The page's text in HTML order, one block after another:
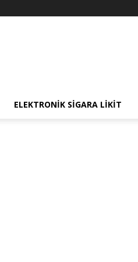
ELEKTRONIK SIGARA LIKIT